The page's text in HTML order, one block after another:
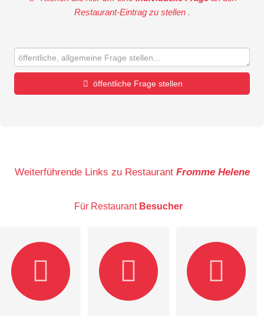
Restaurant-Eintrag zu stellen .
öffentliche Frage stellen
E-Mail-Adresse (wird nicht veröffentlicht)
Weiterführende Links zu Restaurant Fromme Helene
Für Restaurant Besucher